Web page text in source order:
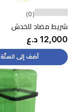
(0)
شريط مضاد للخدش
12,000 د.ع
أضف إلى السلّة